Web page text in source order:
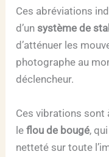
Ces abréviations
d’un système de
d’atténuer les
photographe au
déclencheur.
Ces vibrations sont
leflou de bougé,
netteté sur toute